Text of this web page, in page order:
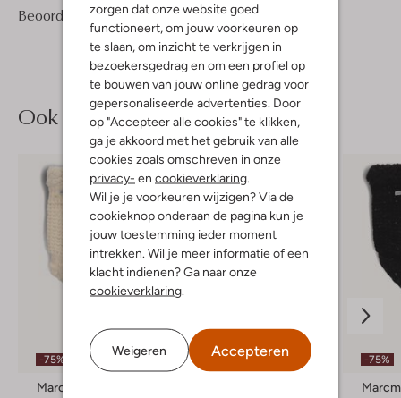
zorgen dat onze website goed
functioneert, om jouw voorkeuren op
te slaan, om inzicht te verkrijgen in
bezoekersgedrag en om een profiel op
te bouwen van jouw online gedrag voor
gepersonaliseerde advertenties. Door
op "Accepteer alle cookies" te klikken,
ga je akkoord met het gebruik van alle
cookies zoals omschreven in onze
privacy- en cookieverklaring.
Wil je je voorkeuren wijzigen? Via de
cookieknop onderaan de pagina kun je
jouw toestemming ieder moment
intrekken. Wil je meer informatie of een
klacht indienen? Ga naar onze
cookieverklaring.
Weigeren Accepteren
Beoordelingen (1) 5
1
5
Sterren
Ook iets voor jou?
-75%
Marcmarcs
-75% -75%